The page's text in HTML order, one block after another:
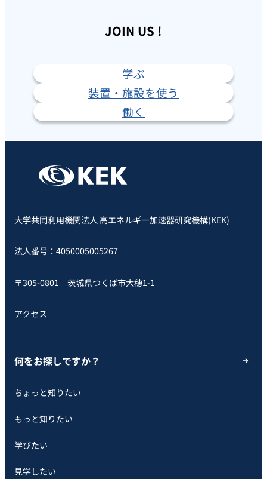
JOIN US !
学ぶ
装置・施設を使う
働く
大学共同利用機関法人 高エネルギー加速器研究機構(KEK)
法人番号：4050005005267
〒305-0801 茨城県つくば市大穂1-1
アクセス
何をお探しですか？
ちょっと知りたい
もっと知りたい
学びたい
見学したい